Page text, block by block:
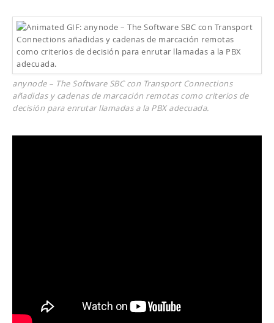
anynode – The Software SBC con Transport Connections
añadidas y cadenas de marcación remotas como criterios de
decisión para enrutar llamadas a la PBX adecuada.